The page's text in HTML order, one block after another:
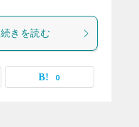
続きを読む
0